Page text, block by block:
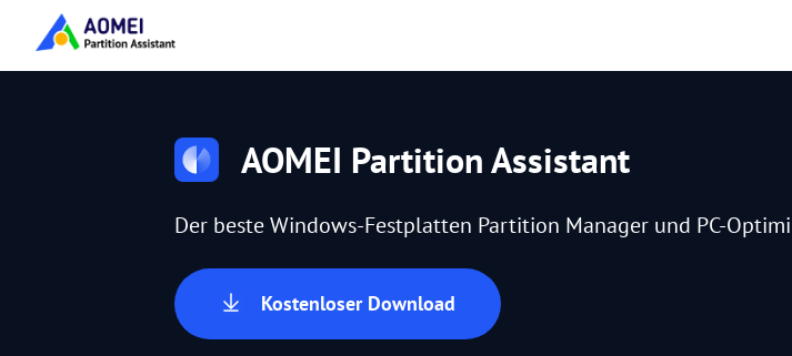
AOMEI Partition Assistant
Der beste Windows-Festplatten Partition Manager und PC-
Kostenloser Download